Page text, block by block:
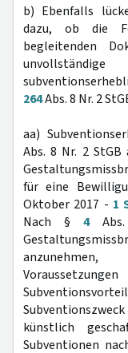
b) Ebenfalls
dazu, ob die
begleitenden
264Abs. 8 Nr. 2
aa)
Abs. 8 Nr. 2
für eine
Oktober 2017 - 1
Nach § 4
künstlich
Subventionen